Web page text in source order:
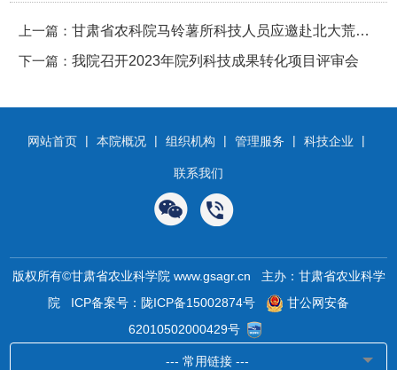
上一篇：甘肃省农科院马铃薯所科技人员应邀赴北大荒薯
业集团北薯种业（云南）有限公司开展技术服务
下一篇：我院召开2023年院列科技成果转化项目评审会
网站首页 | 本院概况 | 组织机构 | 管理服务 | 科技企业 |
联系我们
版权所有©甘肃省农业科学院 www.gsagr.cn 主办：甘肃省农业科学
院 ICP备案号：陇ICP备15002874号
甘公网安备
62010502000429号
--- 常用链接 ---